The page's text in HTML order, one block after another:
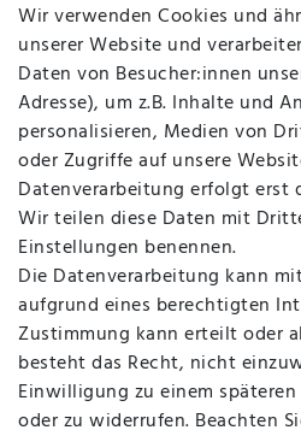
Vertrag widerrufen
MAPALI VOR ORT
Herzogstraße 10
47533 Kleve
Montag, Dienstag, Donnerstag,
09:00 Uhr bis 13:00 Uhr
Wir verwenden Cookies und
unserer Website und
Daten von Besucher:innen
Adresse), um z.B. Inhalte und
personalisieren, Medien von
oder Zugriffe auf unsere
Datenverarbeitung erfolgt erst
Wir teilen diese Daten mit
Einstellungen benennen.
Die Datenverarbeitung kann
aufgrund eines berechtigten
Zustimmung kann erteilt oder
besteht das Recht, nicht
Einwilligung zu einem
oder zu widerrufen. Beachten